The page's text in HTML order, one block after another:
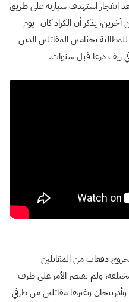
انفجار استهدف سيارته على طريق
برفقة الكراد 4 قياديين آخرين، يذكر أن الكراد كان -يوم
بجثامين المقاتلين الذين
في ريف درعا قبل سنوات.
دفعات من المقاتلين
ولم يقتصر الأمر على طرف
وغيرها مقاتلين من طرفي